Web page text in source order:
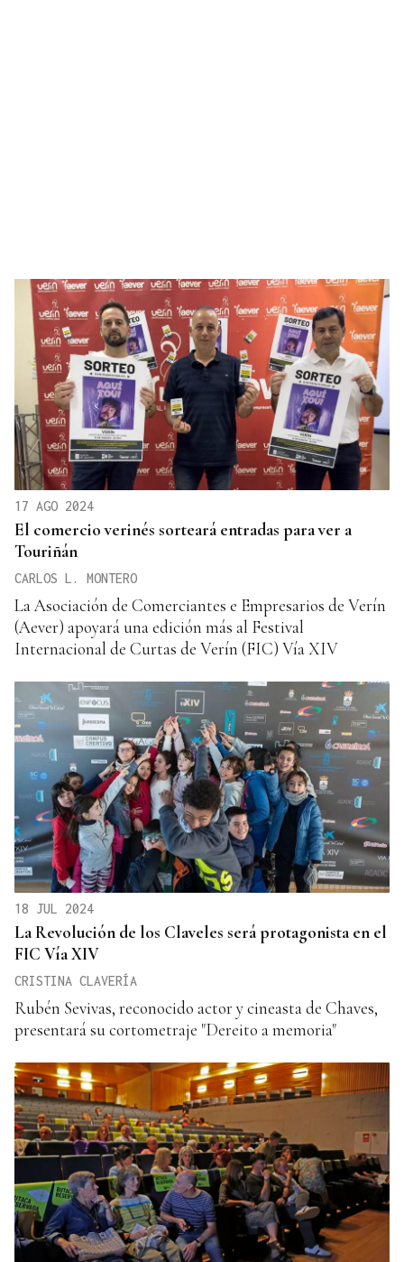
17 AGO 2024
El comercio verinés sorteará entradas para ver a
Touriñán
CARLOS L. MONTERO
La Asociación de Comerciantes e Empresarios de Verín
(Aever) apoyará una edición más al Festival
Internacional de Curtas de Verín (FIC) Vía XIV
18 JUL 2024
La Revolución de los Claveles será protagonista en el
FIC Vía XIV
CRISTINA CLAVERÍA
Rubén Sevivas, reconocido actor y cineasta de Chaves,
presentará su cortometraje "Dereito a memoria"